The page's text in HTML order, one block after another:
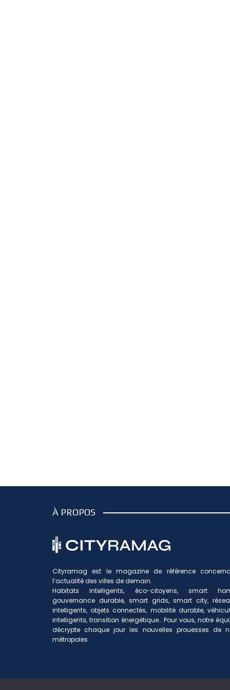
À PROPOS
Cityramag est le magazine de référence
l’actualité des villes de demain.
Habitats intelligents, éco-citoyens, smart
gouvernance durable, smart grids, smart city,
intelligents, objets connectés, mobilité durable,
intelligents, transition énergétique… Pour vous, notre
décrypte chaque jour les nouvelles prouesses de
métropoles.